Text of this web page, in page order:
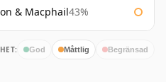
& Macphail43%
God Måttlig Begränsad